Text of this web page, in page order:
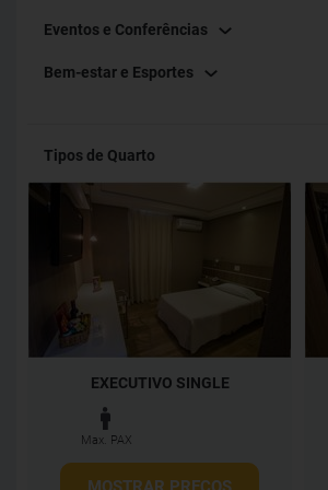
Eventos e Conferências
Bem-estar e Esportes
Tipos de Quarto
EXECUTIVO SINGLE
Max. PAX